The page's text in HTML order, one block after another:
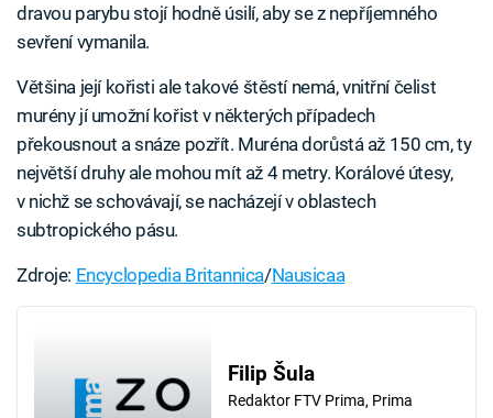
dravou parybu stojí hodně úsilí, aby se z nepříjemného
sevření vymanila.
Většina její kořisti ale takové štěstí nemá, vnitřní čelist
murény jí umožní kořist v některých případech
překousnout a snáze pozřít. Muréna dorůstá až 150 cm, ty
největší druhy ale mohou mít až 4 metry. Korálové útesy,
v nichž se schovávají, se nacházejí v oblastech
subtropického pásu.
Zdroje: Encyclopedia Britannica/Nausicaa
Filip Šula
Redaktor FTV Prima, Prima